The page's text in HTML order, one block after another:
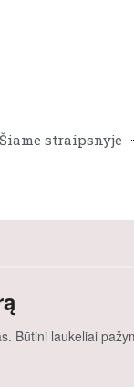
Šiame straipsnyje
Būtini laukeliai